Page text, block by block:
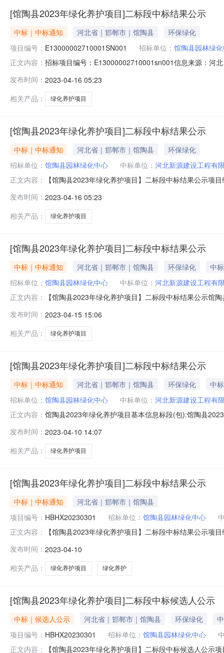
[馆陶县2023年绿化养护项目]二标段中标结果公示
中标｜中标通知 河北省｜邯郸市｜馆陶县
环保绿化
项目编号： E13000002710001SN001 招标单位： 馆陶县园林绿
正文内容： 招标项目编号：E13000002710001sn001信息来源：河
年4月10日中标单位序号统一社会信用代码中标单位名称
发布时间： 2023-04-16 05:23
相关产品：
绿化养护项目
[馆陶县2023年绿化养护项目]二标段中标结果公示
中标｜中标通知 河北省｜邯郸市｜馆陶县
环保绿化
招标单位： 馆陶县园林绿化中心 中标单位： 河北新源建设工程有
正文内容：
【馆陶县2023年绿化养护项目】二标段中标结果公示项
布日期:2023年4月10日中标单位序号统一社会信用代码
发布时间： 2023-04-16 05:23
相关产品：
绿化养护项目
[馆陶县2023年绿化养护项目]二标段中标结果公示
中标｜中标通知 河北省｜邯郸市｜馆陶县 环保绿化
中
招标单位： 馆陶县园林绿化中心 中标单位： 河北新源建设工程有
正文内容：
【馆陶县2023年绿化养护项目】二标段中标结果公示馆
191130403MA0FATW83A河北新源建设工程有限公司
发布时间： 2023-04-15 15:06
相关产品：
绿化养护项目
[馆陶县2023年绿化养护项目]二标段中标结果公示
中标｜中标通知 河北省｜邯郸市｜馆陶县 环保绿化
中
招标单位： 馆陶县园林绿化中心 中标单位： 河北新源建设工程有
正文内容： 馆陶县2023年绿化养护项目基本信息标段(包):馆陶县
2565219.04贰佰伍拾陆万伍仟贰佰壹拾玖元肆分符合河
发布时间： 2023-04-10 14:07
相关产品：
绿化养护项目
[馆陶县2023年绿化养护项目]二标段中标结果公示
中标｜中标通知
河北省｜邯郸市｜馆陶县
项目编号： HBHX20230301 招标单位： 馆陶县园林绿化中心
正文内容：
【馆陶县2023年绿化养护项目】二标段中标结果公示项
期:2023年4月10日中标单位序号统一社会信用代码中标
发布时间： 2023-04-10
相关产品：
绿化养护项目 绿化养护
[馆陶县2023年绿化养护项目]二标段中标候选人公示
中标｜候选人公示 河北省｜邯郸市｜馆陶县 环保绿化
项目编号： HBHX20230301 招标单位： 馆陶县园林绿化中心
正文内容：
【馆陶县2023年绿化养护项目】二标段中标候选人公示